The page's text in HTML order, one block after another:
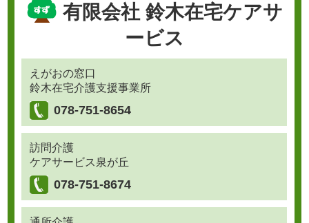
有限会社 鈴木在宅ケアサ
ービス
えがおの窓口
鈴木在宅介護支援事業所
078-751-8654
訪問介護
ケアサービス泉が丘
078-751-8674